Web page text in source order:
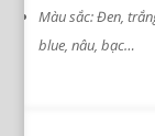
Màu sắc: Đen,
blue, nâu, bạc…